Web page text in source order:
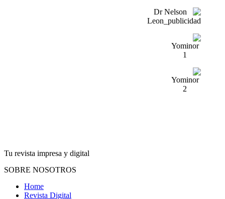
Tu revista impresa y digital
SOBRE NOSOTROS
Home
Revista Digital